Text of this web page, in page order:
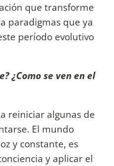
que transforme
paradigmas que ya
período evolutivo
¿Como se ven en el
reiniciar algunas de
El mundo
y constante, es
y aplicar el